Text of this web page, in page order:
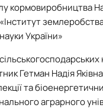
кормовиробництва
України»
Гетман Надія
та
аграрного